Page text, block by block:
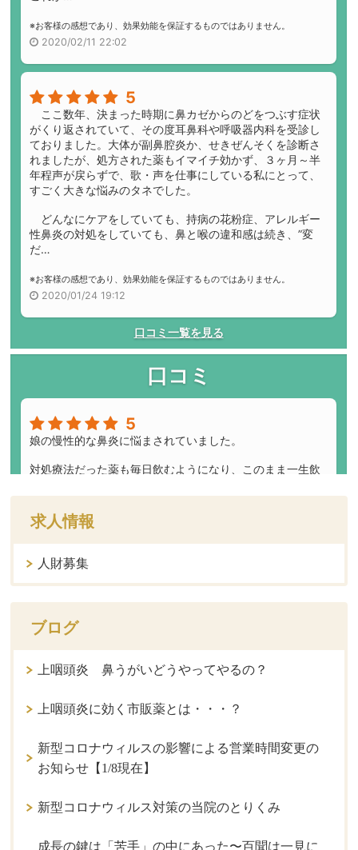
求人情報
人財募集
ブログ
上咽頭炎 鼻うがいどうやってやるの？
上咽頭炎に効く市販薬とは・・・？
新型コロナウィルスの影響による営業時間変更の
お知らせ【1/8現在】
新型コロナウィルス対策の当院のとりくみ
成長の鍵は「苦手」の中にあった〜百聞は一見に